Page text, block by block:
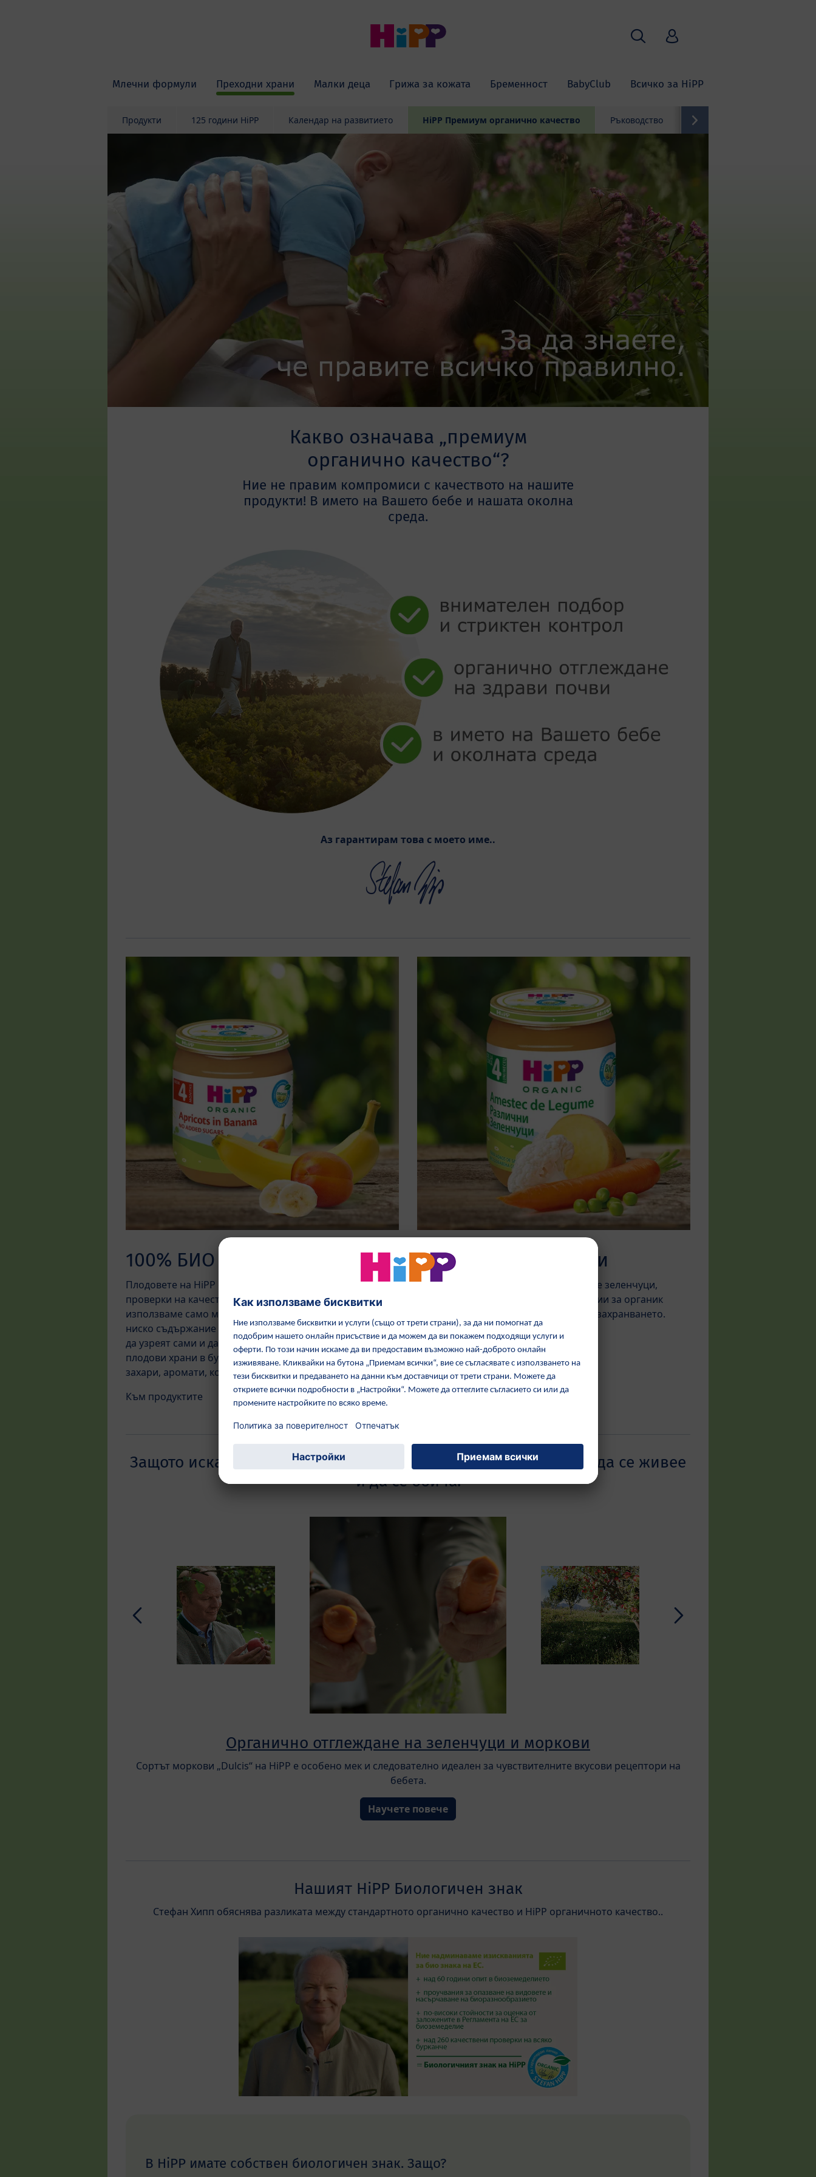
Млечни формули Преходни храни Малки деца Грижа за кожата Бременност BabyClub Всичко за HiPP
ТърсенеHiPP Babyclub
Продукти 125 години HiPP Календар на развитието HiPP Премиум органично качество Ръководство Контакти
Какво означава „премиум
органично качество“?
Ние не правим компромиси с качеството на нашите
продукти! В името на Вашето бебе и нашата околна
среда.
Аз гарантирам това с моето име..
100% БИО Плодове
Плодовете на HiPP са подложени на най-строгите
проверки на качеството - от цъфтежа до реколтата. Ние
използваме само меки плодови сортове, които са с
ниско съдържание на киселина. На тях им се дава време
да узреят сами и да развият пълния си вкус. Нашите
плодови храни в бурканче не съдържат добавени
захари, аромати, консерванти и изкуствени оцветители.
Към продуктите
100% БИО Зеленчуци
За нашите бебешки храни използваме зеленчуци,
отговярящи на стриктните ни критерии за органик
качество. Те са идеални за начало на захранването.
Към продуктите
Защото искаме децата ни да наследят свят, в който си струва да се живее
и да се обича.
Органично отглеждане на зеленчуци и моркови
Сортът моркови „Dulcis“ на HiPP е особено мек и следователно идеален за чувствителните вкусови рецептори на
бебета.
Научете повече
Нашият HiPP Биологичен знак
Стефан Хипп обяснява разликата между стандартното органично качество и HiPP органичното качество..
В HiPP имате собствен биологичен знак. Защо?